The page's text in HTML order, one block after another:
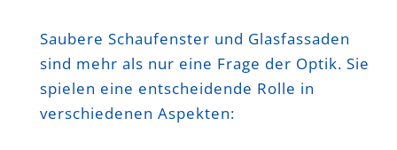
Saubere Schaufenster und Glasfassaden
sind mehr als nur eine Frage der Optik. Sie
spielen eine entscheidende Rolle in
verschiedenen Aspekten: